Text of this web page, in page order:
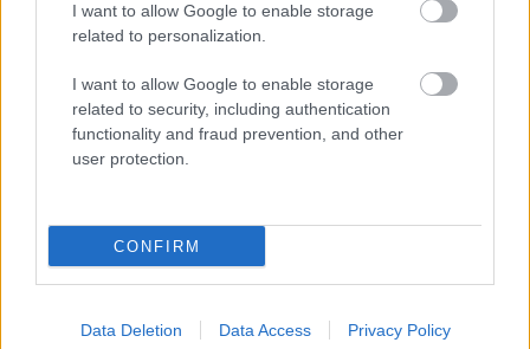
I want to allow Google to enable storage
related to personalization.
I want to allow Google to enable storage
related to security, including authentication
functionality and fraud prevention, and other
user protection.
CONFIRM
Data Deletion Data Access Privacy Policy